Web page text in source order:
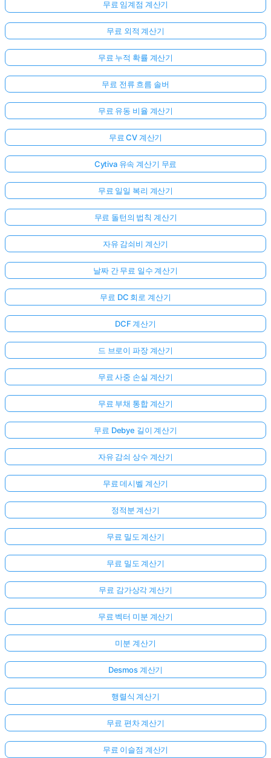
무료 임계점 계산기
무료 외적 계산기
무료 누적 확률 계산기
무료 전류 흐름 솔버
무료 유동 비율 계산기
무료 CV 계산기
Cytiva 유속 계산기 무료
무료 일일 복리 계산기
무료 돌턴의 법칙 계산기
자유 감쇠비 계산기
날짜 간 무료 일수 계산기
무료 DC 회로 계산기
DCF 계산기
드 브로이 파장 계산기
무료 사중 손실 계산기
무료 부채 통합 계산기
무료 Debye 길이 계산기
자유 감쇠 상수 계산기
무료 데시벨 계산기
정적분 계산기
무료 밀도 계산기
무료 밀도 계산기
무료 감가상각 계산기
무료 벡터 미분 계산기
미분 계산기
Desmos 계산기
행렬식 계산기
무료 편차 계산기
무료 이슬점 계산기